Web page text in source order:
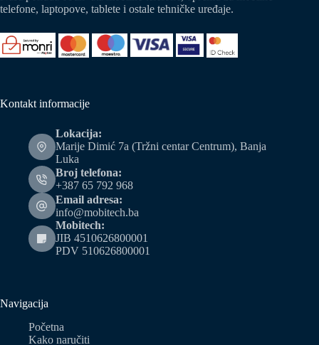
telefone, laptopove, tablete i ostale tehničke uređaje.
Kontakt informacije
Lokacija:
Marije Dimić 7a (Tržni centar Centrum), Banja
Luka
Broj telefona:
+387 65 792 968
Email adresa:
info@mobitech.ba
Mobitech:
JIB 4510626800001
PDV 510626800001
Navigacija
Početna
Kako naručiti